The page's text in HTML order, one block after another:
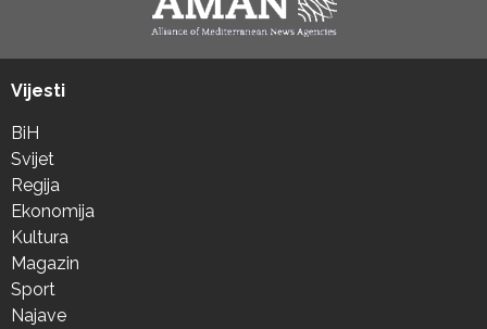
Vijesti
BiH
Svijet
Regija
Ekonomija
Kultura
Magazin
Sport
Najave